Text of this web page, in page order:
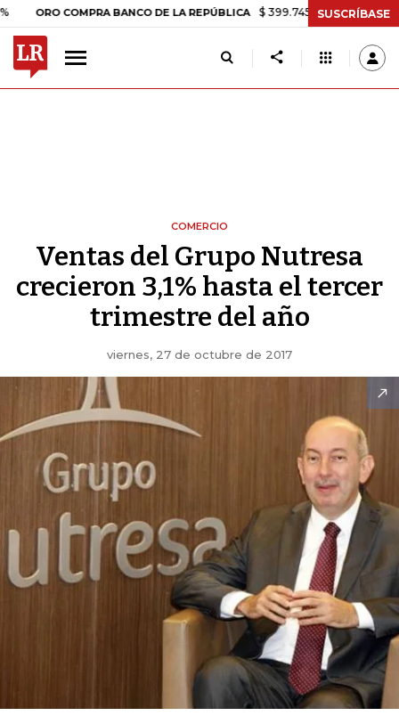
COMPRA BANCO DE LA REPÚBLICA $ 399.745,16 +$ 2.295,71 +0,58%
SUSCRÍBASE
COMERCIO
Ventas del Grupo Nutresa
crecieron 3,1% hasta el tercer
trimestre del año
viernes, 27 de octubre de 2017